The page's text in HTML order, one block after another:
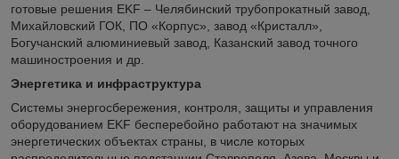
готовые решения EKF – Челябинский трубопрокатный завод,
Михайловский ГОК, ПО «Корпус», завод «Кристалл»,
Богучанский алюминиевый завод, Казанский завод точного
машиностроения и др.
Энергетика и инфраструктура
Системы энергосбережения, контроля, защиты и управления
оборудованием EKF бесперебойно работают на значимых
энергетических объектах страны, в числе которых